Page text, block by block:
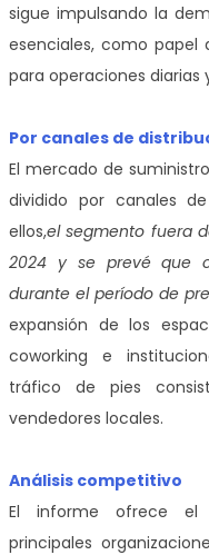
sigue impulsando la
esenciales, como papel
para operaciones diarias
Por canales de
El mercado de
dividido por canales
ellos,el segmento fuera
2024 y se prevé que
durante el período de
expansión de los
coworking e
tráfico de pies
vendedores locales.
Análisis competitivo
El informe ofrece el
principales